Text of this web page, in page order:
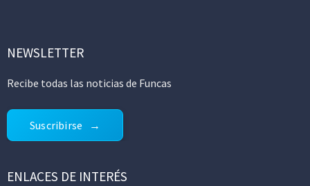
NEWSLETTER
Recibe todas las noticias de Funcas
Suscribirse
ENLACES DE INTERÉS